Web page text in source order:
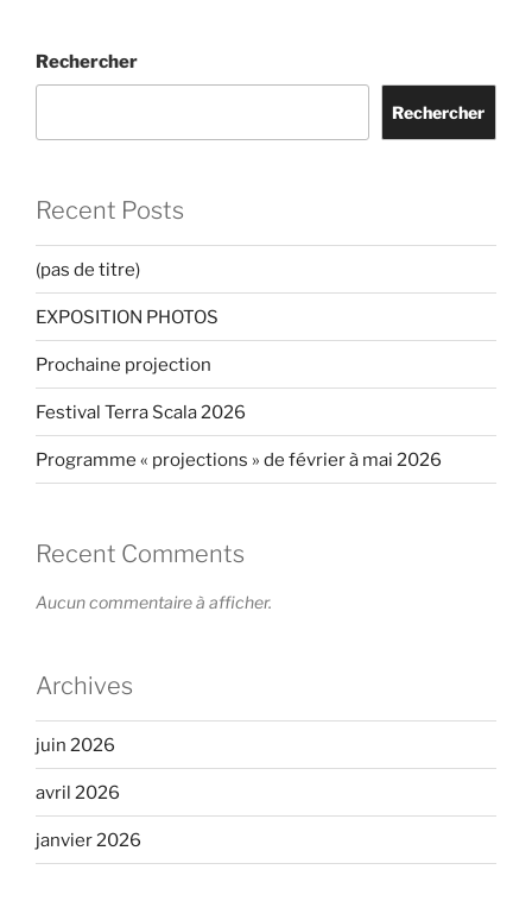
Rechercher
Rechercher
Recent Posts
(pas de titre)
EXPOSITION PHOTOS
Prochaine projection
Festival Terra Scala 2026
Programme « projections » de février à mai 2026
Recent Comments
Aucun commentaire à afficher.
Archives
juin 2026
avril 2026
janvier 2026